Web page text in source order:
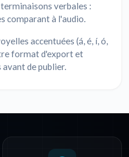
verbales :
comparant à l'audio.
accentuées (á, é, í, ó,
format d'export et
de publier.